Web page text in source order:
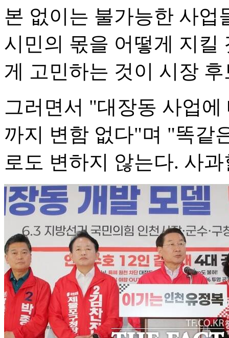
본 없이는 불가능한 사
시민의 몫을 어떻게 지킬
게 고민하는 것이 시장
그러면서 "대장동 사업
까지 변함 없다"며 "똑같
로도 변하지 않는다. 사